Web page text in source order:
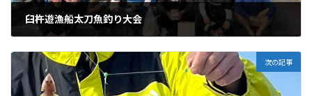
臼杵遊漁船太刀魚釣り大会
次の記事